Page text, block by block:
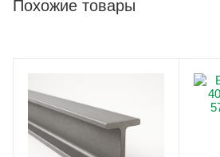
Похожие товары